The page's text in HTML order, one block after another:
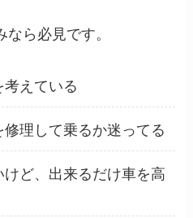
ら必見です。
えている
理して乗るか迷ってる
ど、出来るだけ車を高